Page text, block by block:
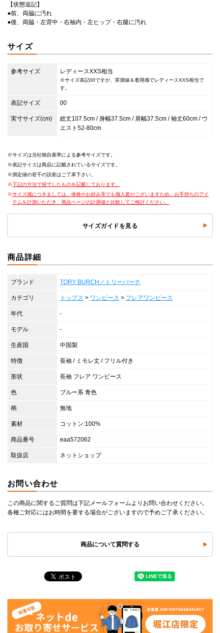
【状態追記】
●前、両脇に汚れ
●後、両脇・左背中・右袖内・左ヒップ・右腿に汚れ
サイズ
参考サイズ レディースXXS相当
※サイズ表記00ですが、実測値＆着用感でレディースXXS相当で
す。
表記サイズ 00
実寸サイズ(cm)
総丈107.5cm / 身幅37.5cm / 肩幅37.5cm / 袖丈60cm / ウ
エスト52-80cm
サイズは当社独自基準による参考サイズです。
表記サイズは商品に記載されているサイズです。
測定値の若干の誤差はご了承下さい。
下記の方法で採寸したものを記載しております。
サイズ感につきましては、体格やお好み等でも個人差がございますため、お手持ちのアイ
テムを計測いただき、商品ページの計測値と比較してご検討ください。
サイズガイドを見る
商品詳細
ブランド TORY BURCH／トリーバーチ
カテゴリ トップス > ワンピース > フレアワンピース
年代 -
モデル -
生産国 中国製
特徴 長袖 / ミモレ丈 / フリル付き
形状 長袖 フレア ワンピース
色 ブルー系 青色
柄 無地
素材 コットン:100%
商品番号 eaa572062
取扱店 ネットショップ
お問い合わせ
この商品に関するご質問は下記メールフォームよりお問い合わせください。
各種ご対応にはお時間を要する場合がございますので予めご了承ください。
商品について質問する